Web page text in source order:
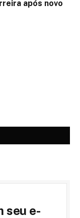
após novo
seu e-